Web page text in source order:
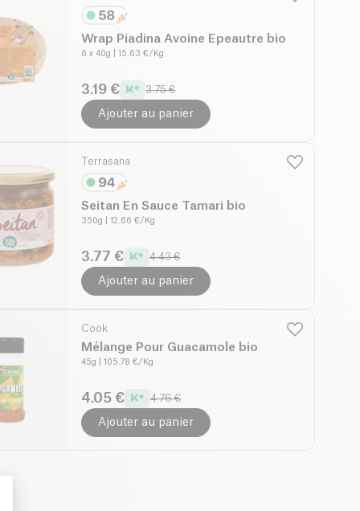
Wrap Piadina Avoine Epeautre bio
6 x 40g | 15.63 €/Kg
3.19 € 3.75 €
Ajouter au panier
Terrasana
Seitan En Sauce Tamari bio
350g | 12.66 €/Kg
3.77 € 4.43 €
Ajouter au panier
Cook
Mélange Pour Guacamole bio
45g | 105.78 €/Kg
4.05 € 4.76 €
Ajouter au panier